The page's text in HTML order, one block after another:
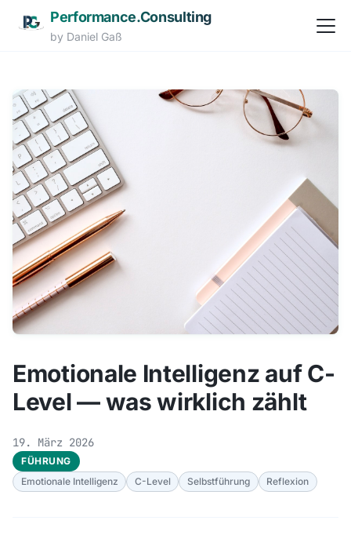
Performance.Consulting
by Daniel Gaß
Emotionale Intelligenz auf C-
Level — was wirklich zählt
19. März 2026
FÜHRUNG
Emotionale Intelligenz
C-Level Selbstführung Reflexion